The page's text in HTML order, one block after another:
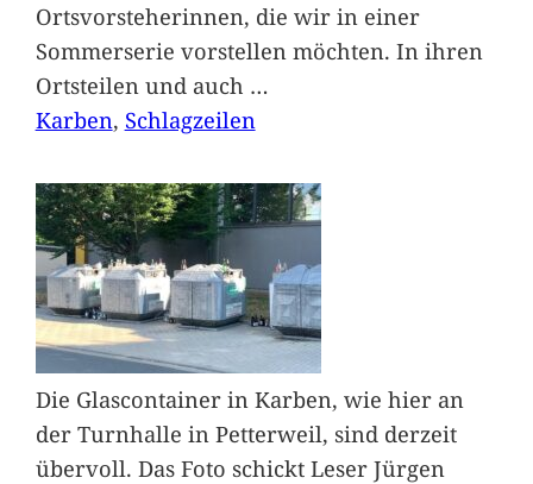
Ortsvorsteherinnen, die wir in einer
Sommerserie vorstellen möchten. In ihren
Ortsteilen und auch …
Karben, Schlagzeilen
Die Glascontainer in Karben, wie hier an
der Turnhalle in Petterweil, sind derzeit
übervoll. Das Foto schickt Leser Jürgen